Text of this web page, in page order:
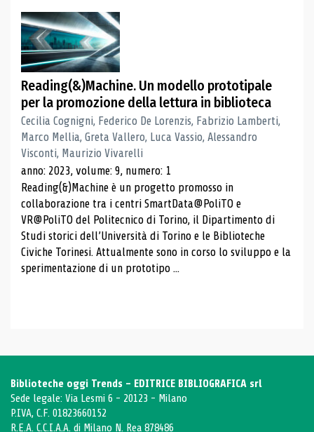
Reading(&)Machine. Un modello prototipale
per la promozione della lettura in biblioteca
Cecilia Cognigni, Federico De Lorenzis, Fabrizio Lamberti,
Marco Mellia, Greta Vallero, Luca Vassio, Alessandro
Visconti, Maurizio Vivarelli
anno: 2023, volume: 9, numero: 1
Reading(&)Machine è un progetto promosso in
collaborazione tra i centri SmartData@PoliTO e
VR@PoliTO del Politecnico di Torino, il Dipartimento di
Studi storici dell’Università di Torino e le Biblioteche
Civiche Torinesi. Attualmente sono in corso lo sviluppo e la
sperimentazione di un prototipo ...
Biblioteche oggi Trends - EDITRICE BIBLIOGRAFICA srl
Sede legale: Via Lesmi 6 - 20123 - Milano
P.IVA, C.F. 01823660152
R.E.A. C.C.I.A.A. di Milano N. Rea 878486